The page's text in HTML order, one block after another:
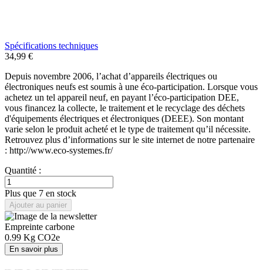
Spécifications techniques
34,99 €
Depuis novembre 2006, l’achat d’appareils électriques ou
électroniques neufs est soumis à une éco-participation. Lorsque vous
achetez un tel appareil neuf, en payant l’éco-participation DEE,
vous financez la collecte, le traitement et le recyclage des déchets
d'équipements électriques et électroniques (DEEE). Son montant
varie selon le produit acheté et le type de traitement qu’il nécessite.
Retrouvez plus d’informations sur le site internet de notre partenaire
: http://www.eco-systemes.fr/
Quantité :
Plus que 7 en stock
Ajouter au panier
Empreinte carbone
0.99 Kg CO2e
En savoir plus